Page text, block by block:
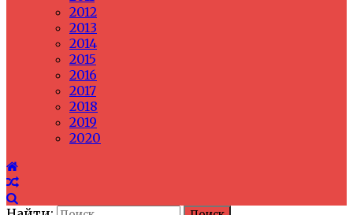
2012
2013
2014
2015
2016
2017
2018
2019
2020